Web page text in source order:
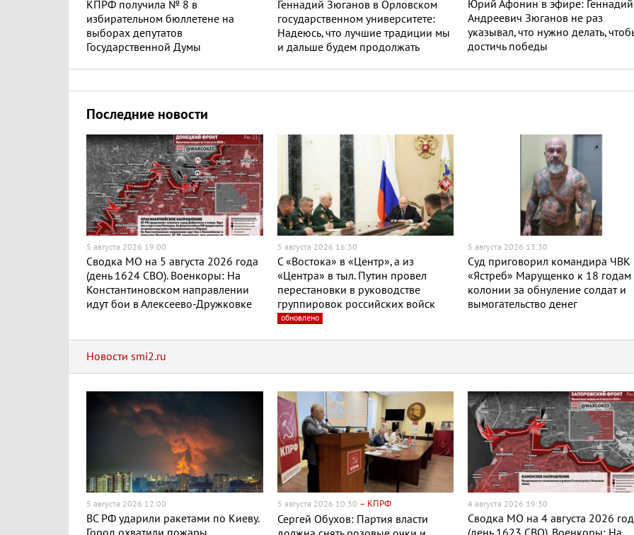
КПРФ получила № 8 в
избирательном бюллетене на
выборах депутатов
Государственной Думы
Геннадий Зюганов в Орловском
государственном университете:
Надеюсь, что лучшие традиции мы
и дальше будем продолжать
Юрий Афонин в эфире: Геннадий
Андреевич Зюганов не раз
указывал, что нужно делать,
достичь победы
Последние новости
5 августа 2026 19:00
Сводка МО на 5 августа 2026 года
(день 1624 СВО). Военкоры: На
Константиновском направлении
идут бои в Алексеево-Дружковке
5 августа 2026 16:30
С «Востока» в «Центр», а из
«Центра» в тыл. Путин провел
перестановки в руководстве
группировок российских войск
обновлено
5 августа 2026 13:30
Суд приговорил командира ЧВК
«Ястреб» Марущенко к 18 годам
колонии за обнуление солдат и
вымогательство денег
Новости smi2.ru
5 августа 2026 12:00
ВС РФ ударили ракетами по Киеву.
5 августа 2026 10:30 – КПРФ
Сергей Обухов: Партия власти
4 августа 2026 19:30
Сводка МО на 4 августа 2026